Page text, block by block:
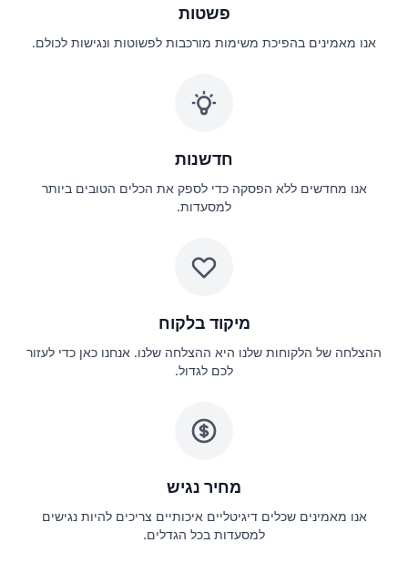
פשטות
אנו מאמינים בהפיכת משימות מורכבות לפשוטות ונגישות לכולם.
חדשנות
אנו מחדשים ללא הפסקה כדי לספק את הכלים הטובים ביותר
למסעדות.
מיקוד בלקוח
ההצלחה של הלקוחות שלנו היא ההצלחה שלנו. אנחנו כאן כדי לעזור
לכם לגדול.
מחיר נגיש
אנו מאמינים שכלים דיגיטליים איכותיים צריכים להיות נגישים
למסעדות בכל הגדלים.